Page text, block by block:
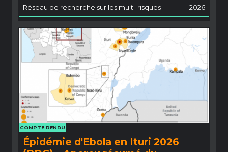
Réseau de recherche sur les multi-risques
2026
COMPTE RENDU
Épidémie d'Ebola en Ituri 2026